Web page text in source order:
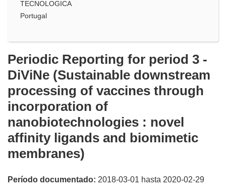
TECNOLOGICA
Portugal
Periodic Reporting for period 3 -
DiViNe (Sustainable downstream
processing of vaccines through
incorporation of
nanobiotechnologies : novel
affinity ligands and biomimetic
membranes)
Período documentado: 2018-03-01 hasta 2020-02-29